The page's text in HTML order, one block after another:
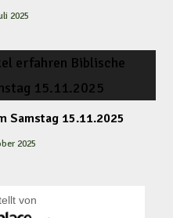
2025
Samstag 15.11.2025
2025